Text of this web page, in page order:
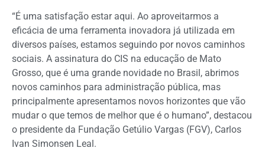
“É uma satisfação estar aqui. Ao aproveitarmos a
eficácia de uma ferramenta inovadora já utilizada em
diversos países, estamos seguindo por novos caminhos
sociais. A assinatura do CIS na educação de Mato
Grosso, que é uma grande novidade no Brasil, abrimos
novos caminhos para administração pública, mas
principalmente apresentamos novos horizontes que vão
mudar o que temos de melhor que é o humano”, destacou
o presidente da Fundação Getúlio Vargas (FGV), Carlos
Ivan Simonsen Leal.